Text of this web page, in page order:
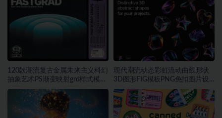
120款潮流复古金属未来主义科幻
抽象艺术PS渐变映射grd样式模板
素材
现代潮流动态彩虹流动曲线形状
3D图形FIG模板PNG免扣图片设
计素材